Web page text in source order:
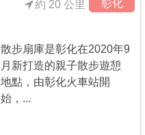
彰化
約 20 公里
散步扇庫是彰化在2020年9
月新打造的親子散步遊憩
地點，由彰化火車站開
始，...